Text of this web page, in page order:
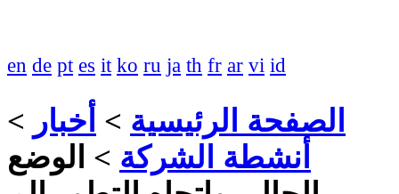
en de pt es it ko ru ja th fr ar vi id
الصفحة الرئيسية > أخبار >
أنشطة الشركة > الوضع